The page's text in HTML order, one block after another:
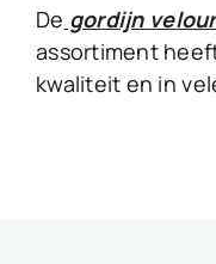
De gordijn
assortiment
kwaliteit en in